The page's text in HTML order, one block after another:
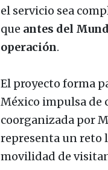
el servicio sea
que antes del
operación.
El proyecto forma
México impulsa de
coorganizada por
representa un reto
movilidad de